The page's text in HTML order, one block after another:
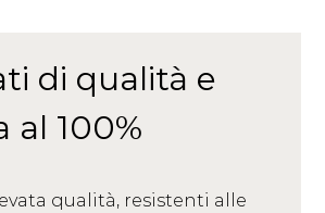
di qualità e
al 100%
qualità, resistenti alle